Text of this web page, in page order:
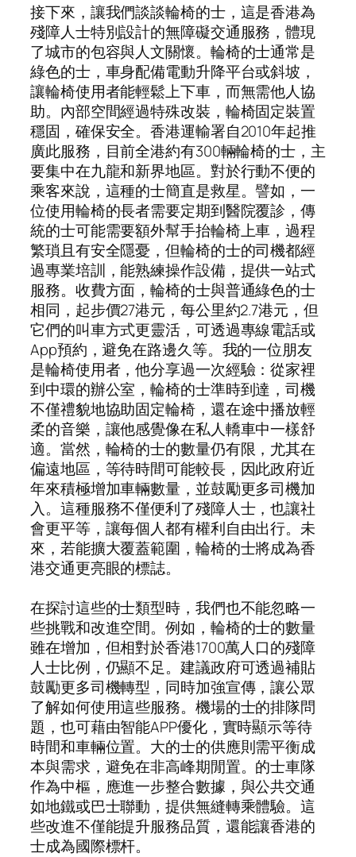
接下來，讓我們談談輪椅的士，這是香港為
殘障人士特別設計的無障礙交通服務，體現
了城市的包容與人文關懷。輪椅的士通常是
綠色的士，車身配備電動升降平台或斜坡，
讓輪椅使用者能輕鬆上下車，而無需他人協
助。內部空間經過特殊改裝，輪椅固定裝置
穩固，確保安全。香港運輸署自2010年起推
廣此服務，目前全港約有300輛輪椅的士，主
要集中在九龍和新界地區。對於行動不便的
乘客來說，這種的士簡直是救星。譬如，一
位使用輪椅的長者需要定期到醫院覆診，傳
統的士可能需要額外幫手抬輪椅上車，過程
繁瑣且有安全隱憂，但輪椅的士的司機都經
過專業培訓，能熟練操作設備，提供一站式
服務。收費方面，輪椅的士與普通綠色的士
相同，起步價27港元，每公里約2.7港元，但
它們的叫車方式更靈活，可透過專線電話或
App預約，避免在路邊久等。我的一位朋友
是輪椅使用者，他分享過一次經驗：從家裡
到中環的辦公室，輪椅的士準時到達，司機
不僅禮貌地協助固定輪椅，還在途中播放輕
柔的音樂，讓他感覺像在私人轎車中一樣舒
適。當然，輪椅的士的數量仍有限，尤其在
偏遠地區，等待時間可能較長，因此政府近
年來積極增加車輛數量，並鼓勵更多司機加
入。這種服務不僅便利了殘障人士，也讓社
會更平等，讓每個人都有權利自由出行。未
來，若能擴大覆蓋範圍，輪椅的士將成為香
港交通更亮眼的標誌。
在探討這些的士類型時，我們也不能忽略一
些挑戰和改進空間。例如，輪椅的士的數量
雖在增加，但相對於香港1700萬人口的殘障
人士比例，仍顯不足。建議政府可透過補貼
鼓勵更多司機轉型，同時加強宣傳，讓公眾
了解如何使用這些服務。機場的士的排隊問
題，也可藉由智能APP優化，實時顯示等待
時間和車輛位置。大的士的供應則需平衡成
本與需求，避免在非高峰期閒置。的士車隊
作為中樞，應進一步整合數據，與公共交通
如地鐵或巴士聯動，提供無縫轉乘體驗。這
些改進不僅能提升服務品質，還能讓香港的
士成為國際標杆。